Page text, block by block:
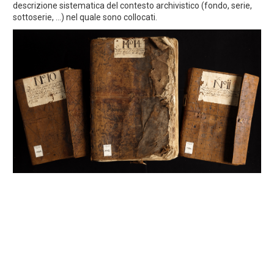
descrizione sistematica del contesto archivistico (fondo, serie,
sottoserie, ...) nel quale sono collocati.